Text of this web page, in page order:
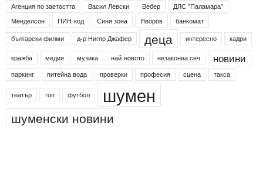
Агенция по заетостта
Васил Левски Вебер
ДЛС "Паламара"
Менделсон
ПИН-код Синя зона Яворов
банкомат
български филми
д-р Нигяр Джафер деца интересно кадри
кражба медия музика най-новото незаконна сеч новини
паркинг питейна вода проверки професия сцена такса
театър топ футбол шумен
шуменски новини